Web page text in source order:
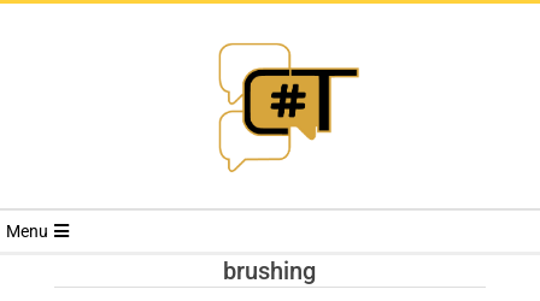
RIVISTA
Menu
brushing